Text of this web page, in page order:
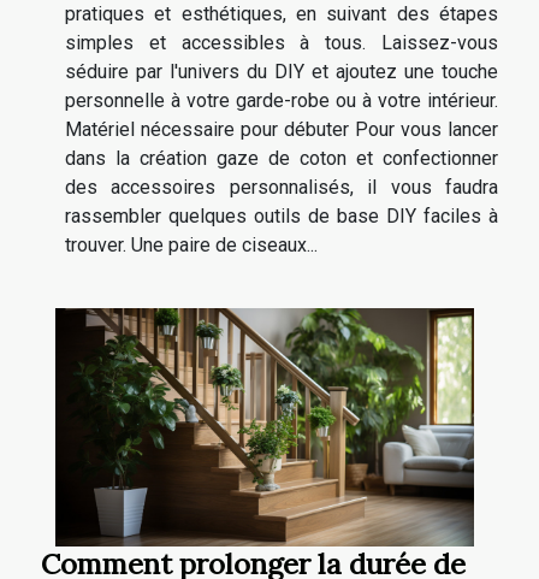
pratiques et esthétiques, en suivant des étapes
simples et accessibles à tous. Laissez-vous
séduire par l'univers du DIY et ajoutez une touche
personnelle à votre garde-robe ou à votre intérieur.
Matériel nécessaire pour débuter Pour vous lancer
dans la création gaze de coton et confectionner
des accessoires personnalisés, il vous faudra
rassembler quelques outils de base DIY faciles à
trouver. Une paire de ciseaux...
Comment prolonger la durée de